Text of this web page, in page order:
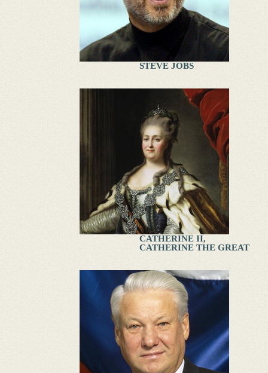
STEVE JOBS
CATHERINE II,
CATHERINE THE GREAT